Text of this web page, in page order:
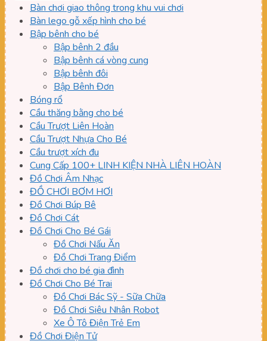
Bàn chơi giao thông trong khu vui chơi
Bàn lego gỗ xếp hình cho bé
Bập bênh cho bé
Bập bênh 2 đầu
Bập bênh cá vòng cung
Bập bênh đôi
Bập Bênh Đơn
Bóng rổ
Cầu thăng bằng cho bé
Cầu Trượt Liên Hoàn
Cầu Trượt Nhựa Cho Bé
Cầu trượt xích đu
Cung Cấp 100+ LINH KIỆN NHÀ LIÊN HOÀN
Đồ Chơi Âm Nhạc
ĐỒ CHƠI BƠM HƠI
Đồ Chơi Búp Bê
Đồ Chơi Cát
Đồ Chơi Cho Bé Gái
Đồ Chơi Nấu Ăn
Đồ Chơi Trang Điểm
Đồ chơi cho bé gia đình
Đồ Chơi Cho Bé Trai
Đồ Chơi Bác Sỹ - Sữa Chữa
Đồ Chơi Siêu Nhân Robot
Xe Ô Tô Điện Trẻ Em
Đồ Chơi Điện Tử